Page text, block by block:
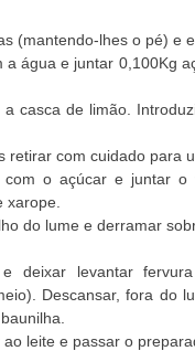
(mantendo-lhes o pé) e
a água e juntar 0,100Kg
casca de limão.
retirar com cuidado para
o açúcar e juntar
do lume e derramar
deixar levantar
Descansar, fora do
leite e passar o